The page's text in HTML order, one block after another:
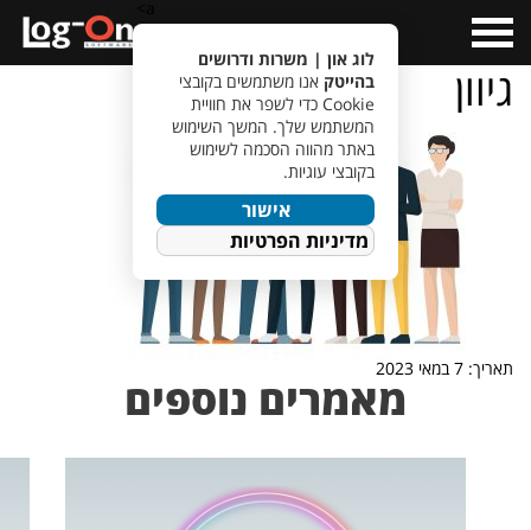
Menu
גיוון
תאריך: 7 במאי 2023
מאמרים נוספים
לוג און | משרות ודרושים
בהייטק אנו משתמשים בקובצי
Cookie כדי לשפר את חוויית
המשתמש שלך. המשך השימוש
באתר מהווה הסכמה לשימוש
בקובצי עוגיות.
אישור
מדיניות הפרטיות